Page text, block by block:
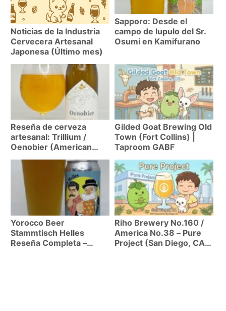
Noticias de la Industria
Cervecera Artesanal
Japonesa (Último mes)
Sapporo: Desde el
campo de lupulo del Sr.
Osumi en Kamifurano
Reseña de cerveza
artesanal: Trillium /
Oenobier (American
Wild Ale 11.6%)
Gilded Goat Brewing Old
Town (Fort Collins) |
Taproom GABF
Yorocco Beer
Stammtisch Helles
Reseña Completa –
Riho Brewery No.160 /
America No.38 – Pure
Project (San Diego, CA)